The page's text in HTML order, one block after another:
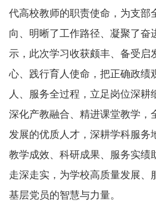
代高校教师的职责使命，为支部
向、明晰了工作路径、凝聚了奋
示，此次学习收获颇丰、备受启
心、践行育人使命，把正确政绩
人、服务全过程，立足岗位深耕
深化产教融合、精进课堂教学，
发展的优质人才，深耕学科服务
教学成效、科研成果、服务实绩
走深走实，为学校高质量发展、
基层党员的智慧与力量。